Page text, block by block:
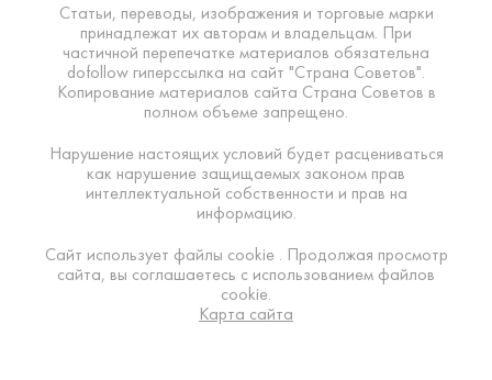
Статьи, переводы, изображения и торговые марки
принадлежат их авторам и владельцам. При
частичной перепечатке материалов обязательна
dofollow гиперссылка на сайт "Страна Советов".
Копирование материалов сайта Страна Советов в
полном объеме запрещено.
Нарушение настоящих условий будет расцениваться
как нарушение защищаемых законом прав
интеллектуальной собственности и прав на
информацию.
Сайт использует файлы cookie . Продолжая просмотр
сайта, вы соглашаетесь с использованием файлов
cookie.
Карта сайта